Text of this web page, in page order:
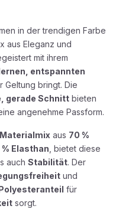
in der trendigen Farbe
aus Eleganz und
mit ihrem
entspannten
Geltung bringt. Die
gerade Schnitt bieten
angenehme Passform.
aus 70 %
% Elasthan , bietet diese
auch Stabilität. Der
und
für
sorgt.